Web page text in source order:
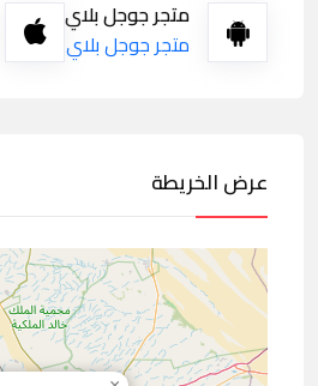
متجر جوجل بلاي
متجر جوجل بلاي
عرض الخريطة